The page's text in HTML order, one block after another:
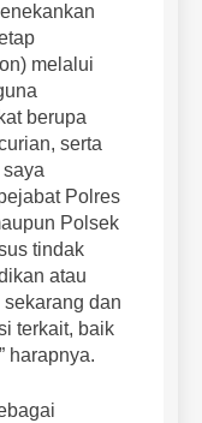
melalui
berupa
serta
Polres
Polsek
tindak
atau
dan
terkait, baik
harapnya.